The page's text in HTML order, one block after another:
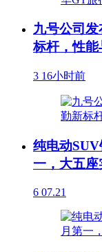
九号公司
标杆，性
3 16小时前
纯电动
一，大五
6 07.21